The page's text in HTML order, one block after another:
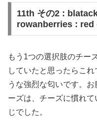
11th その2 :
rowanberries : red
もう1つの選択肢のチー
していたと思ったらこ
うな強烈な匂いです。
ーズは、チーズに慣れ
じでした。